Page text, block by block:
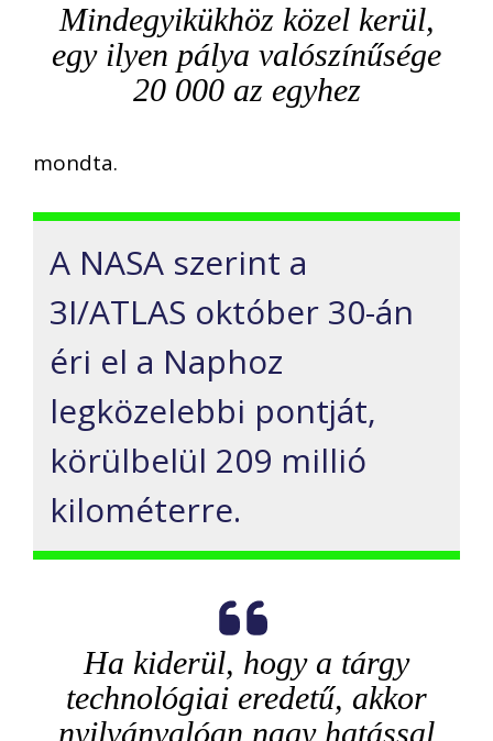
Mindegyikükhöz közel kerül,
egy ilyen pálya valószínűsége
20 000 az egyhez
mondta.
A NASA szerint a
3I/ATLAS október 30-án
éri el a Naphoz
legközelebbi pontját,
körülbelül 209 millió
kilométerre.
Ha kiderül, hogy a tárgy
technológiai eredetű, akkor
nyilvánvalóan nagy hatással